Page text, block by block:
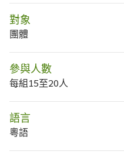
對象
團體
參與人數
每組15至20人
語言
粵語